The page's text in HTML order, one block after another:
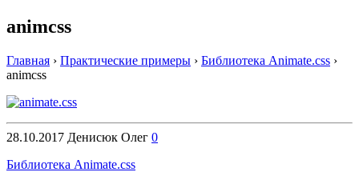
animcss
Главная › Практические примеры › Библиотека Animate.css ›
animcss
28.10.2017 Денисюк Олег 0
Библиотека Animate.css